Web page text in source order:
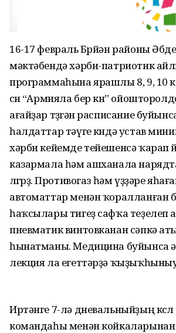
16-17 февраль Бөрйән районы
мәктәбендә хәрби-патриотик
программаһына ярашлы 8, 9, 10
өсөн “Армияла бер көн”
ағайҙар төҙөгән расписание
һалдаттар тәүге көндә устав
хәрби кейемде тейешенсә ҡарап
казармала һәм ашханала
өлгөрҙө. Противогаз һәм үҙҙәре
автоматтар менән ҡоралланған
һаҡсылары тигеҙ сафҡа теҙелеп
пневматик винтовканан сәпкә
һынатманы. Медицина буйынса
лекция ла егеттәрҙә
Иртәнге 7-лә дневальныйҙың
командаһы менән койкаларынан